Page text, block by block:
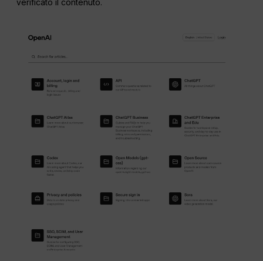
verificato il contenuto.